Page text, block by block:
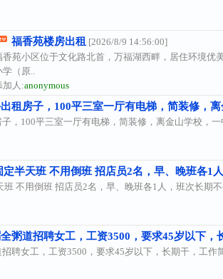
福香苑楼房出租 [2026/8/9 14:56:00]
香苑小区位于文化路北首，万福湖西畔，居住环境优
学（原..
加人:anonymous
租房子，100平三室一厅有电梯，简装修，
，100平三室一厅有电梯，简装修，离金山学校，
定半天班 不用倒班 招店员2名，早、晚班各1
班 不用倒班 招店员2名，早、晚班各1人，班次长期
粥道招聘女工，工资3500，要求45岁以下，
聘女工，工资3500，要求45岁以下，长期干，工作